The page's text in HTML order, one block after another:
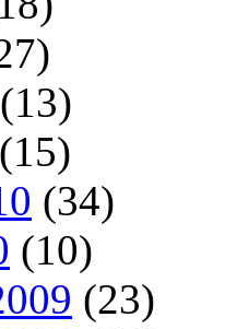
(13)
(15)
(34)
(10)
(23)